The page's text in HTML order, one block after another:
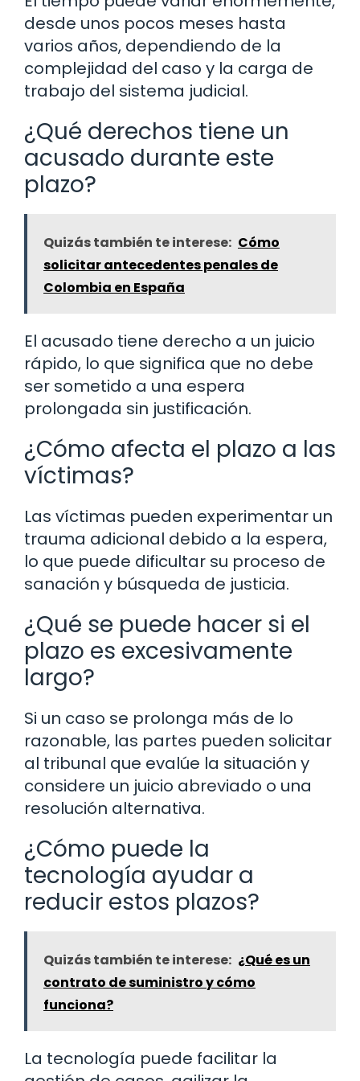
desde unos pocos meses hasta
varios años, dependiendo de la
complejidad del caso y la carga de
trabajo del sistema judicial.
¿Qué derechos tiene un
acusado durante este
plazo?
Quizás también te interese: Cómo
solicitar antecedentes penales de
Colombia en España
El acusado tiene derecho a un juicio
rápido, lo que significa que no debe
ser sometido a una espera
prolongada sin justificación.
¿Cómo afecta el plazo a las
víctimas?
Las víctimas pueden experimentar un
trauma adicional debido a la espera,
lo que puede dificultar su proceso de
sanación y búsqueda de justicia.
¿Qué se puede hacer si el
plazo es excesivamente
largo?
Si un caso se prolonga más de lo
razonable, las partes pueden solicitar
al tribunal que evalúe la situación y
considere un juicio abreviado o una
resolución alternativa.
¿Cómo puede la
tecnología ayudar a
reducir estos plazos?
Quizás también te interese: ¿Qué es un
contrato de suministro y cómo
funciona?
La tecnología puede facilitar la